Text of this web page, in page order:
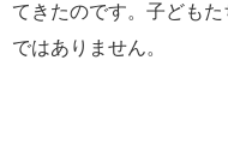
てきたのです。子ども
ではありません。